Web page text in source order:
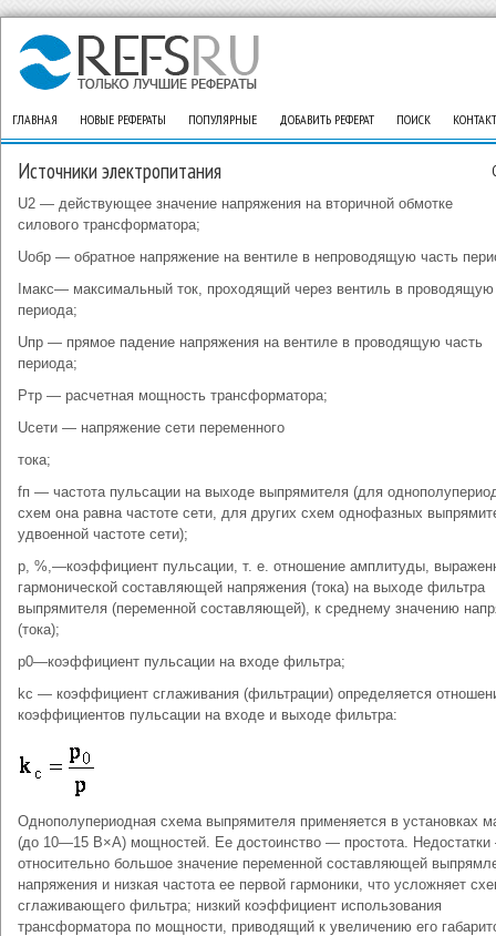
ГЛАВНАЯ НОВЫЕ РЕФЕРАТЫ ПОПУЛЯРНЫЕ ДОБАВИТЬ РЕФЕРАТ ПОИСК
Источники электропитания
U2 — действующее значение напряжения на вторичной обмотке
силового трансформатора;
Uобр — обратное напряжение на вентиле в непроводящую часть
Iмакс— максимальный ток, проходящий через вентиль в проводящую
периода;
Uпр — прямое падение напряжения на вентиле в проводящую часть
периода;
Ртр — расчетная мощность трансформатора;
Uсети — напряжение сети переменного
тока;
fп — частота пульсации на выходе выпрямителя (для
схем она равна частоте сети, для других схем однофазных
удвоенной частоте сети);
р, %,—коэффициент пульсации, т. е. отношение амплитуды,
гармонической составляющей напряжения (тока) на выходе фильтра
выпрямителя (переменной составляющей), к среднему значению
(тока);
р0—коэффициент пульсации на входе фильтра;
kс — коэффициент сглаживания (фильтрации) определяется
коэффициентов пульсации на входе и выходе фильтра:
Однополупериодная схема выпрямителя применяется в установках
(до 10—15 В×А) мощностей. Ее достоинство — простота.
относительно большое значение переменной составляющей
напряжения и низкая частота ее первой гармоники, что усложняет
сглаживающего фильтра; низкий коэффициент использования
трансформатора по мощности, приводящий к увеличению его